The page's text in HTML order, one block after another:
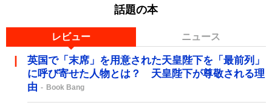
話題の本
レビュー ニュース
英国で「末席」を用意された天皇陛下を「最前列」
に呼び寄せた人物とは？ 天皇陛下が尊敬される理
由
Book Bang